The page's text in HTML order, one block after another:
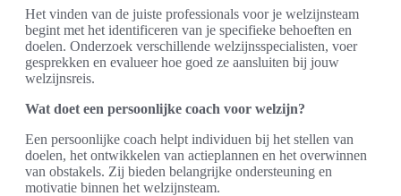
Het vinden van de juiste professionals voor je welzijnsteam
begint met het identificeren van je specifieke behoeften en
doelen. Onderzoek verschillende welzijnsspecialisten, voer
gesprekken en evalueer hoe goed ze aansluiten bij jouw
welzijnsreis.
Wat doet een persoonlijke coach voor welzijn?
Een persoonlijke coach helpt individuen bij het stellen van
doelen, het ontwikkelen van actieplannen en het overwinnen
van obstakels. Zij bieden belangrijke ondersteuning en
motivatie binnen het welzijnsteam.